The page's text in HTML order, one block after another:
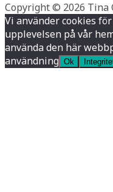
Copyright © 2026 Tina
Vi använder cookies
upplevelsen på vår
använda den här
användning Ok